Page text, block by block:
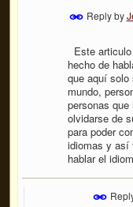
Reply by
Este
hecho de
que aquí solo
mundo,
personas
olvidarse de
para poder
idiomas y así
hablar el